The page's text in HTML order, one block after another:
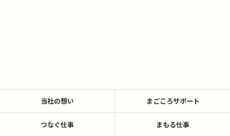
当社の想い まごころサポート
つなぐ仕事 まもる仕事